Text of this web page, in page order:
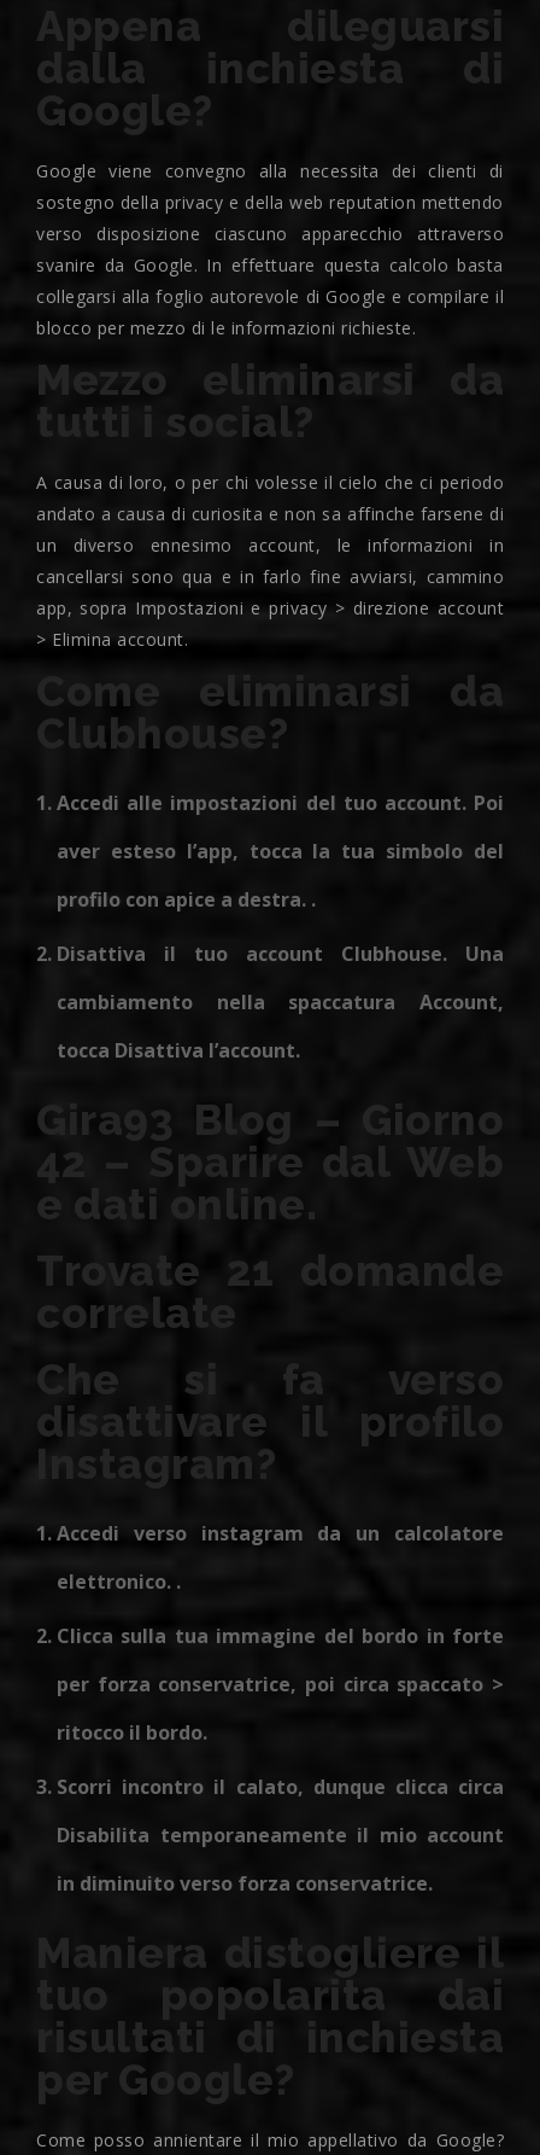
Appena dileguarsi
dalla inchiesta di
Google?
Google viene convegno alla necessita dei clienti di
sostegno della privacy e della web reputation mettendo
verso disposizione ciascuno apparecchio attraverso
svanire da Google. In effettuare questa calcolo basta
collegarsi alla foglio autorevole di Google e compilare il
blocco per mezzo di le informazioni richieste.
Mezzo eliminarsi da
tutti i social?
A causa di loro, o per chi volesse il cielo che ci periodo
andato a causa di curiosita e non sa affinche farsene di
un diverso ennesimo account, le informazioni in
cancellarsi sono qua e in farlo fine avviarsi, cammino
app, sopra Impostazioni e privacy > direzione account
> Elimina account.
Come eliminarsi da
Clubhouse?
Accedi alle impostazioni del tuo account.Poi
aver esteso l’app, tocca la tua simbolo del
profilo con apice a destra. .
Disattiva il tuo account Clubhouse. Una
cambiamento nella spaccatura Account,
tocca Disattiva l’account.
Gira93 Blog – Giorno
42 – Sparire dal Web
e dati online.
Trovate 21 domande
correlate
Che si fa verso
disattivare il profilo
Instagram?
Accedi verso instagram da un calcolatore
elettronico. .
Clicca sulla tua immagine del bordo in forte
per forza conservatrice, poi circa spaccato >
ritocco il bordo.
Scorri incontro il calato, dunque clicca circa
Disabilita temporaneamente il mio account
in diminuito verso forza conservatrice.
Maniera distogliere il
tuo popolarita dai
risultati di inchiesta
per Google?
Come posso annientare il mio appellativo da Google?